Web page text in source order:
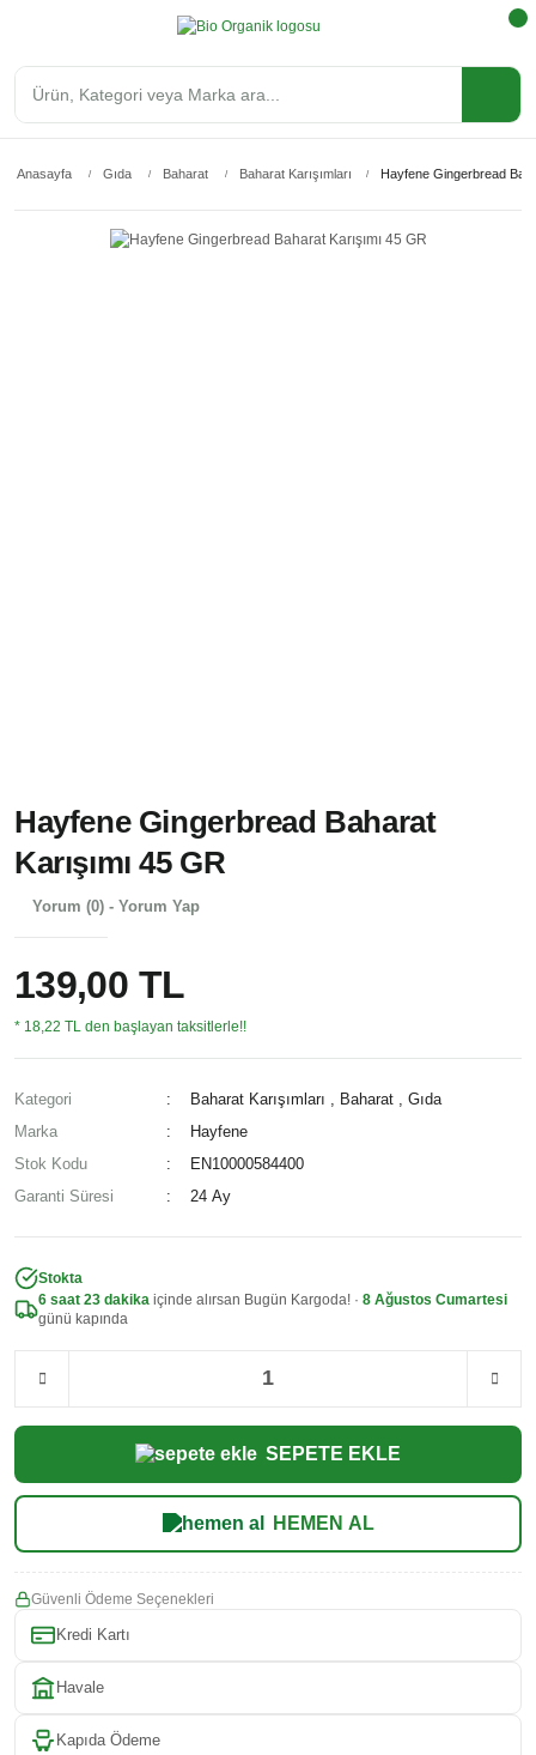
Anasayfa Gıda Baharat Baharat Karışımları Hayfene Gingerbread
Hayfene Gingerbread Baharat
Karışımı 45 GR
Yorum (0) - Yorum Yap
139,00 TL
* 18,22 TL den başlayan taksitlerle!!
Kategori Baharat Karışımları Baharat ,Gıda
Marka
Hayfene
Stok Kodu
EN10000584400
Garanti Süresi
24 Ay
Stokta
6 saat 23 dakika içinde alırsan Bugün Kargoda! · 8 Ağustos Cumartesi
günü kapında
SEPETE EKLE
HEMEN AL
Güvenli Ödeme Seçenekleri
Kredi Kartı
Havale
Kapıda Ödeme